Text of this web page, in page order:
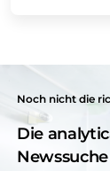
Noch nicht die
Die
Newssuche